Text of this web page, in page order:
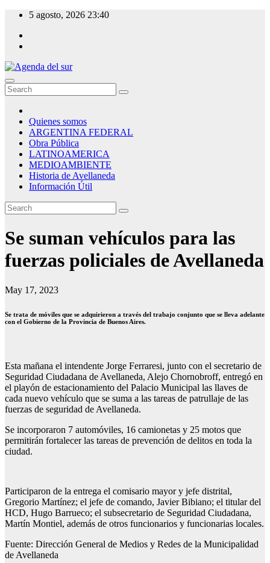
Skip
content
5 agosto, 2026 23:40
Agenda del sur
Quienes somos
ARGENTINA FEDERAL
Obra Pública
LATINOAMERICA
MEDIOAMBIENTE
Historia de Avellaneda
Información Útil
Se suman vehículos para las
fuerzas policiales de Avellaneda
May 17, 2023
Se trata de móviles que se adquirieron a través del trabajo conjunto que se lleva adelante
con el Gobierno de la Provincia de Buenos Aires.
Esta mañana el intendente Jorge Ferraresi, junto con el secretario de
Seguridad Ciudadana de Avellaneda, Alejo Chornobroff, entregó en
el playón de estacionamiento del Palacio Municipal las llaves de
cada nuevo vehículo que se suma a las tareas de patrullaje de las
fuerzas de seguridad de Avellaneda.
Se incorporaron 7 automóviles, 16 camionetas y 25 motos que
permitirán fortalecer las tareas de prevención de delitos en toda la
ciudad.
Participaron de la entrega el comisario mayor y jefe distrital,
Gregorio Martínez; el jefe de comando, Javier Bibiano; el titular del
HCD, Hugo Barrueco; el subsecretario de Seguridad Ciudadana,
Martín Montiel, además de otros funcionarios y funcionarias locales.
Fuente: Dirección General de Medios y Redes de la Municipalidad
de Avellaneda